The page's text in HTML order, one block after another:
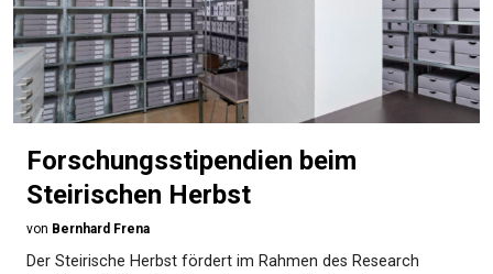
Forschungsstipendien beim
Steirischen Herbst
von Bernhard Frena
Der Steirische Herbst fördert im Rahmen des Research